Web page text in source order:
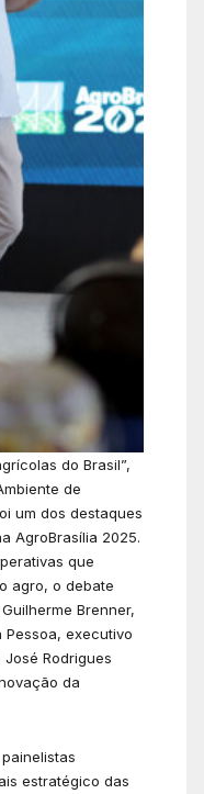
do Brasil”,
de
um dos destaques
AgroBrasília 2025.
que
agro, o debate
Brenner,
Pessoa, executivo
Rodrigues
da
estratégico das